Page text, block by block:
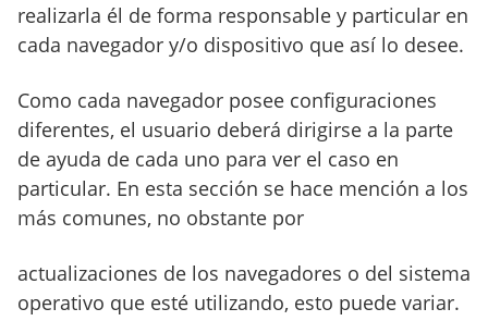
realizarla él de forma responsable y particular en
cada navegador y/o dispositivo que así lo desee.
Como cada navegador posee configuraciones
diferentes, el usuario deberá dirigirse a la parte
de ayuda de cada uno para ver el caso en
particular. En esta sección se hace mención a los
más comunes, no obstante por
actualizaciones de los navegadores o del sistema
operativo que esté utilizando, esto puede variar.